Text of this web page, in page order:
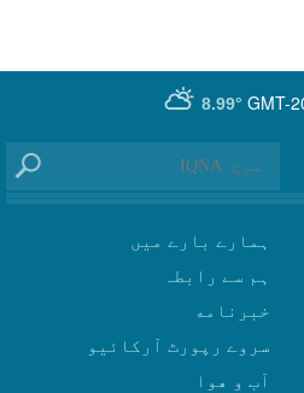
GMT-
8.99°
ہمارے بارے میں
ہم سے رابطہ
سروے رپورٹ آرکائیو
آب و هوا